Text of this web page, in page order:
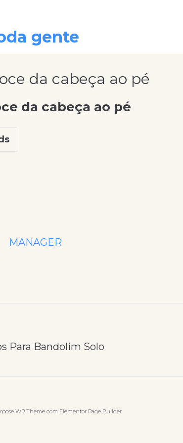
gente
da cabeça ao pé
da cabeça ao pé
MANAGER
Para Bandolim Solo
WP Theme com Elementor Page Builder